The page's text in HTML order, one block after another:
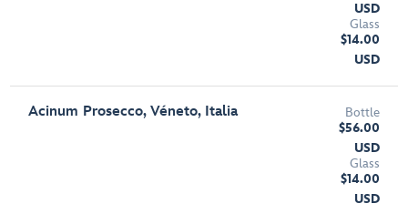
USD
Glass
$14.00
USD
Acinum Prosecco, Véneto, Italia
Bottle
$56.00
USD
Glass
$14.00
USD